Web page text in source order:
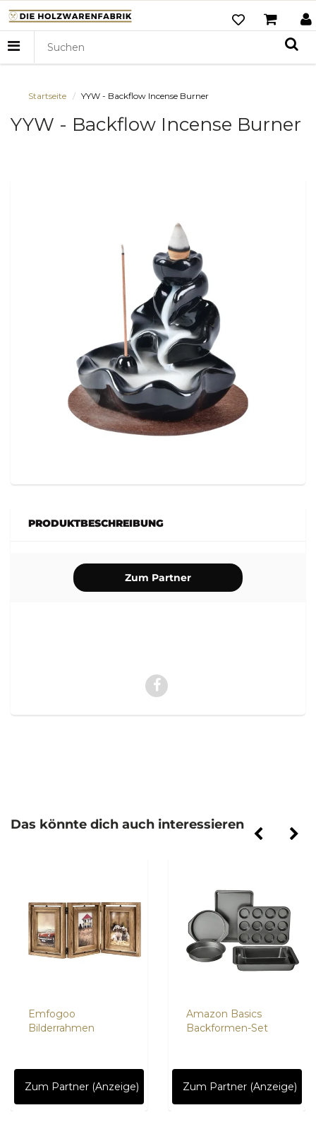
Startseite YYW - Backflow Incense Burner
YYW - Backflow Incense Burner
PRODUKTBESCHREIBUNG
Zum Partner
Das könnte dich auch interessieren
Emfogoo
Bilderrahmen
Zum Partner (Anzeige)
Amazon Basics
Backformen-Set
Zum Partner (Anzeige)